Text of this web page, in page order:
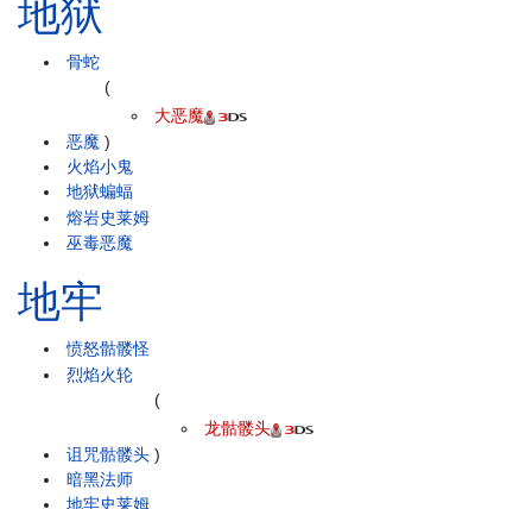
地狱
骨蛇
恶魔
(
大恶魔
)
火焰小鬼
地狱蝙蝠
熔岩史莱姆
巫毒恶魔
地牢
愤怒骷髅怪
烈焰火轮
诅咒骷髅头
(
龙骷髅头
)
暗黑法师
地牢史莱姆